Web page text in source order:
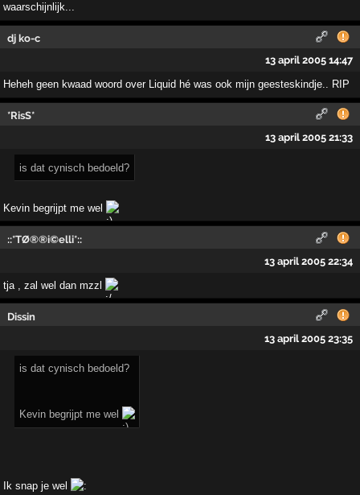
waarschijnlijk...
dj ko-c
13 april 2005 14:47
Heheh geen kwaad woord over Liquid hé was ook mijn geesteskindje.. RIP
*RisS*
13 april 2005 21:33
is dat cynisch bedoeld?
Kevin begrijpt me wel
::*TØ®®i©elli*::
13 april 2005 22:34
tja , zal wel dan mzzl
Dissin
13 april 2005 23:35
is dat cynisch bedoeld?
Kevin begrijpt me wel
Ik snap je wel